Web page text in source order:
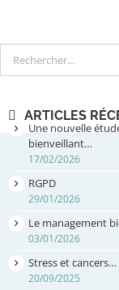
Rechercher
ARTICLES
Une nouvelle
bienveillant…
17/02/2026
RGPD
29/01/2026
Le management
03/01/2026
Stress et cancers…
20/09/2025